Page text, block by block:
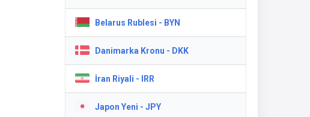
Belarus Rublesi - BYN
Danimarka Kronu - DKK
İran Riyali - IRR
Japon Yeni - JPY